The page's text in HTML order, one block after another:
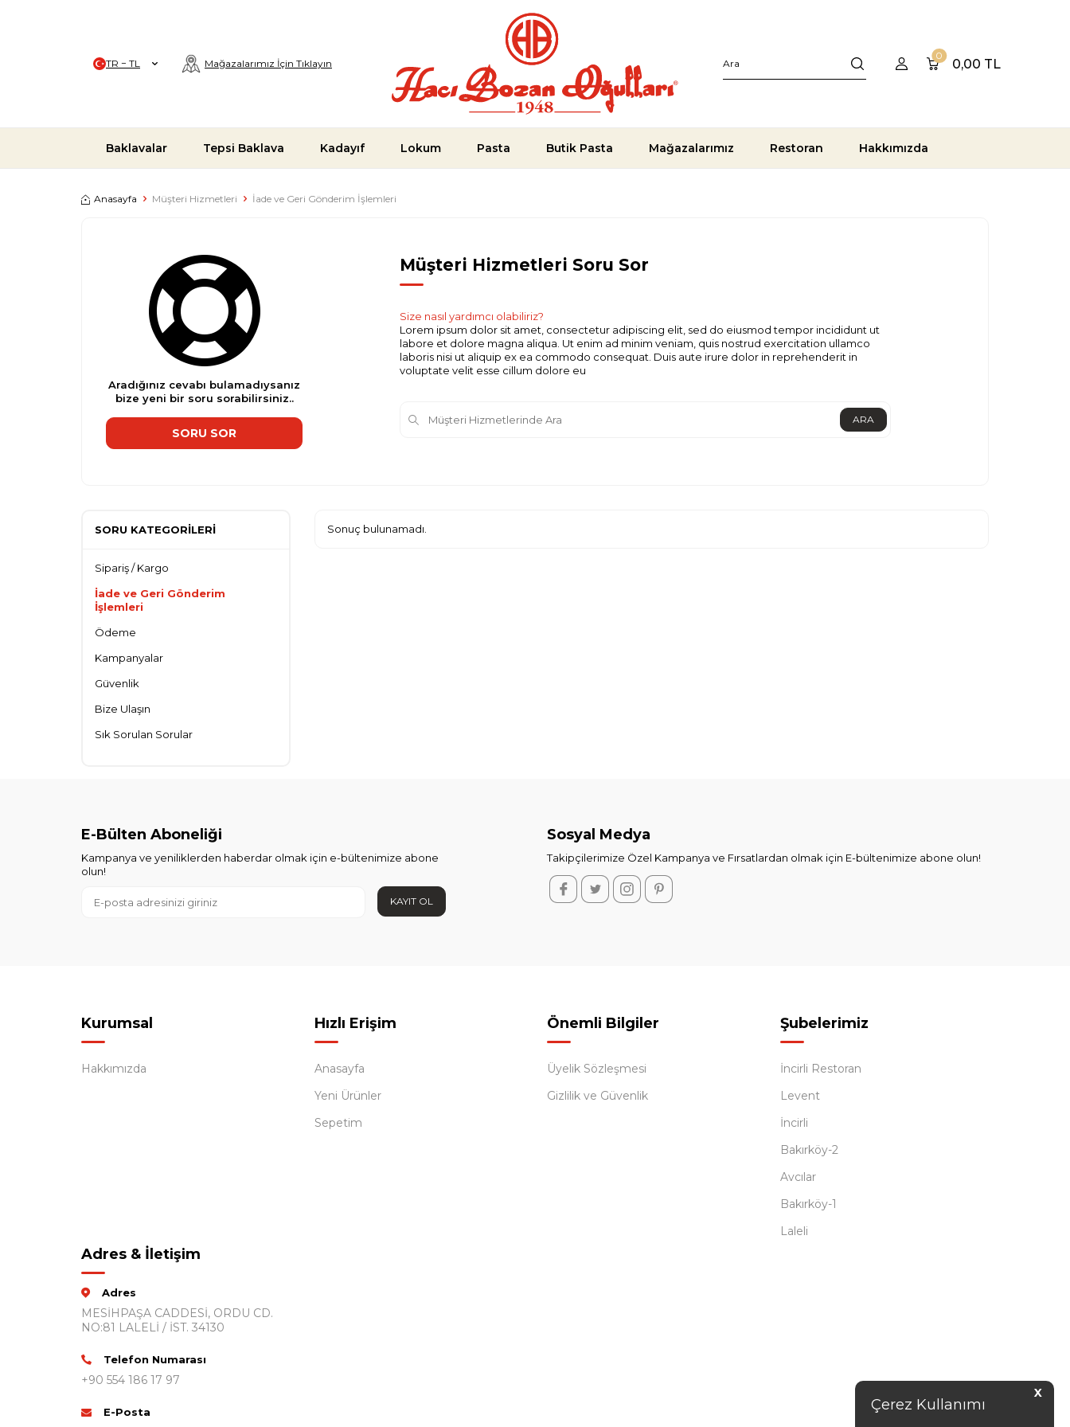
X
Çerez Kullanımı
TR − TL Mağazalarımız İçin Tıklayın
0
0,00 TL
Baklavalar Tepsi Baklava Kadayıf Lokum Pasta Butik Pasta Mağazalarımız Restoran Hakkımızda
Anasayfa Müşteri Hizmetleri İade ve Geri Gönderim İşlemleri
Müşteri Hizmetleri Soru Sor
Size nasıl yardımcı olabiliriz?
Lorem ipsum dolor sit amet, consectetur adipiscing elit, sed do eiusmod tempor incididunt ut
labore et dolore magna aliqua. Ut enim ad minim veniam, quis nostrud exercitation ullamco
laboris nisi ut aliquip ex ea commodo consequat. Duis aute irure dolor in reprehenderit in
voluptate velit esse cillum dolore eu
ARA
Aradığınız cevabı bulamadıysanız
bize yeni bir soru sorabilirsiniz..
SORU SOR
SORU KATEGORILERI
Sipariş / Kargo
İade ve Geri Gönderim
İşlemleri
Ödeme
Kampanyalar
Güvenlik
Bize Ulaşın
Sık Sorulan Sorular
Sonuç bulunamadı.
E-Bülten Aboneliği
Kampanya ve yeniliklerden haberdar olmak için e-bültenimize abone
olun!
KAYIT OL
Sosyal Medya
Takipçilerimize Özel Kampanya ve Fırsatlardan olmak için E-bültenimize abone olun!
Kurumsal
Hakkımızda
Hızlı Erişim
Anasayfa
Yeni Ürünler
Sepetim
Önemli Bilgiler
Üyelik Sözleşmesi
Gizlilik ve Güvenlik
Şubelerimiz
İncirli Restoran
Levent
İncirli
Bakırköy-2
Avcılar
Bakırköy-1
Laleli
Adres & İletişim
Adres
MESİHPAŞA CADDESİ, ORDU CD.
NO:81 LALELİ / İST. 34130
Telefon Numarası
+90 554 186 17 97
E-Posta